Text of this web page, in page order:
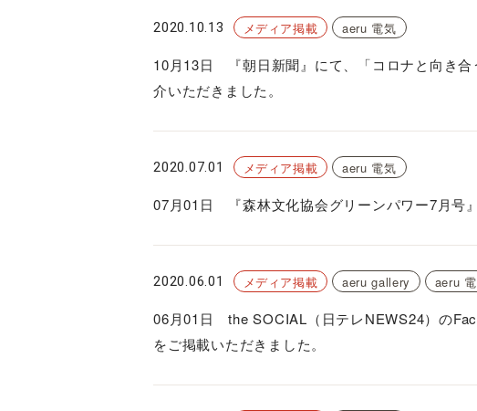
2020.10.13 メディア掲載 aeru 電気
10月13日 『朝日新聞』にて、「コロナと向き合
介いただきました。
2020.07.01 メディア掲載 aeru 電気
07月01日 『森林文化協会グリーンパワー7月号
2020.06.01 メディア掲載 aeru gallery aeru
06月01日 the SOCIAL（日テレNEWS24）の
をご掲載いただきました。